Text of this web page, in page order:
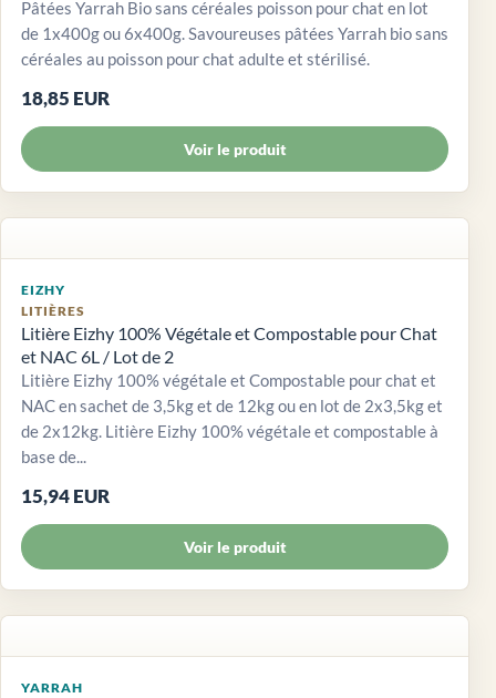
Pâtées Yarrah Bio sans céréales poisson pour chat en lot
de 1x400g ou 6x400g. Savoureuses pâtées Yarrah bio sans
céréales au poisson pour chat adulte et stérilisé.
18,85 EUR
Voir le produit
EIZHY
LITIÈRES
Litière Eizhy 100% Végétale et Compostable pour Chat
et NAC 6L / Lot de 2
Litière Eizhy 100% végétale et Compostable pour chat et
NAC en sachet de 3,5kg et de 12kg ou en lot de 2x3,5kg et
de 2x12kg. Litière Eizhy 100% végétale et compostable à
base de...
15,94 EUR
Voir le produit
YARRAH